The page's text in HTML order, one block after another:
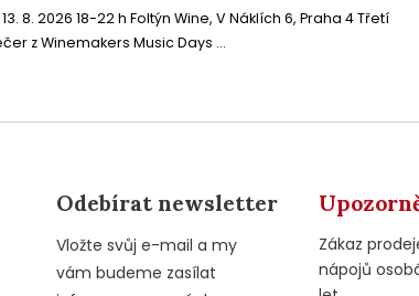
8. 2026 18-22 h Foltýn Wine, V Náklích 6, Praha 4 Třetí
z Winemakers Music Days ...
Odebírat newsletter
Vložte svůj e-mail a my
vám budeme zasílat
Zákaz
nápojů